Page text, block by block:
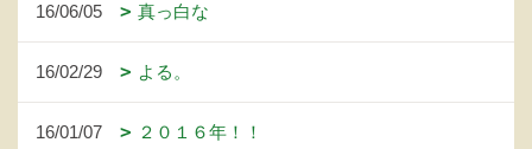
16/06/05 真っ白な
16/02/29 よる。
16/01/07 ２０１６年！！